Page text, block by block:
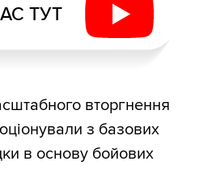
ТУТ
вторгнення
з базових
в основу бойових